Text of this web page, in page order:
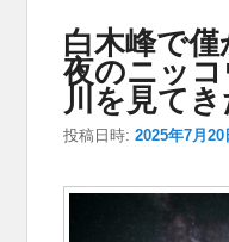
白木峰で
夜のニッ
川を見てき
投稿日時:2025年7月20